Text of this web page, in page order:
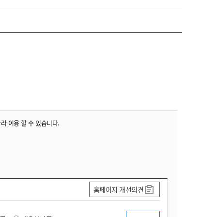
이용 할 수 있습니다.
홈페이지 개선의견